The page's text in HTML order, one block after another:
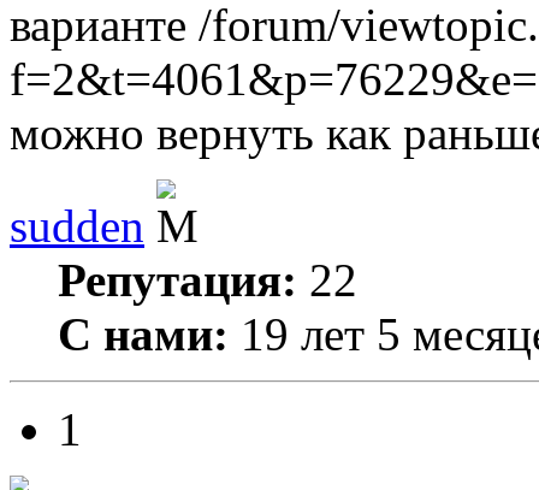
варианте /forum/
можно вернуть как
sudden
Репутация: 22
С нами: 19 лет 5
1